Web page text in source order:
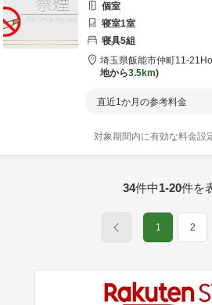
個室
寝室1室
寝具5組
埼玉県飯能市仲町11-21
地から3.5km
直近1か月の参考料金
対象期間内に有効な料金設
34件中1-20件を
1 2